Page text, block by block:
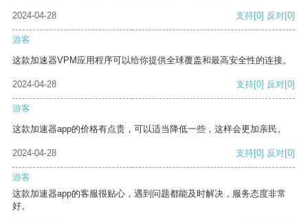
2024-04-28 支持[0] 反对[0]
游客
这款加速器VPM应用程序可以给你提供全球覆盖和最高安全性的连接。
2024-04-28 支持[0] 反对[0]
游客
这款加速器app的价格有点贵，可以适当降低一些，这样会更加亲民。
2024-04-28 支持[0] 反对[0]
游客
这款加速器app的客服很贴心，遇到问题都能及时解决，服务态度非常
好。